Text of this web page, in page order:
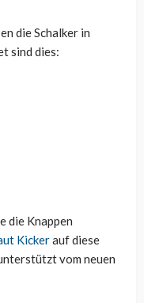
die Schalker in
sind dies:
die Knappen
Kickerauf diese
vom neuen